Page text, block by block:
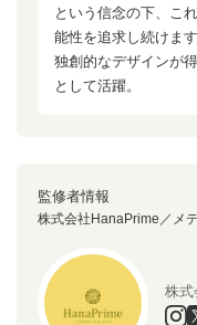
という信念の下、こ
能性を追求し続けます
独創的なデザインが
として活躍。
監修者情報
株式会社HanaPrime／メ
株式